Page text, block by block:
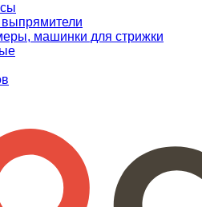
машинки для стрижки